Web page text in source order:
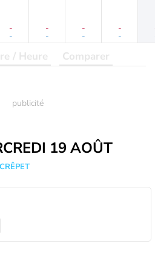
-
-
-
-
-
-
-
-
/ Heure Comparer
19 AOÛT